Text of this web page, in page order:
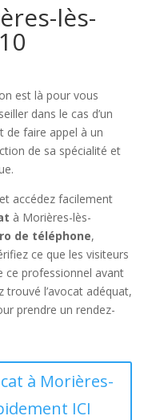
lès-
est là pour vous
dans le cas d’un
de faire appel à un
de sa spécialité et
accédez facilement
à Morières-lès-
de téléphone,
ce que les visiteurs
professionnel avant
trouvé l’avocat adéquat,
prendre un rendez-
à Morières-
ICI